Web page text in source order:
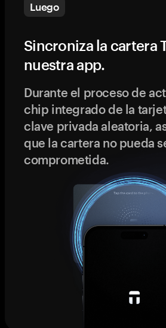
Luego
Sincroniza la cartera
nuestra app.
Durante el proceso de
chip integrado de la
clave privada aleatoria,
que la cartera no pueda
comprometida.